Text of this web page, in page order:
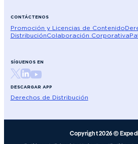
CONTÁCTENOS
Promoción y Licencias de Contenido
DistribuciónColaboración Corporativa
SÍGUENOS EN
DESCARGAR APP
Derechos de Distribución
Copyright 2026 ©